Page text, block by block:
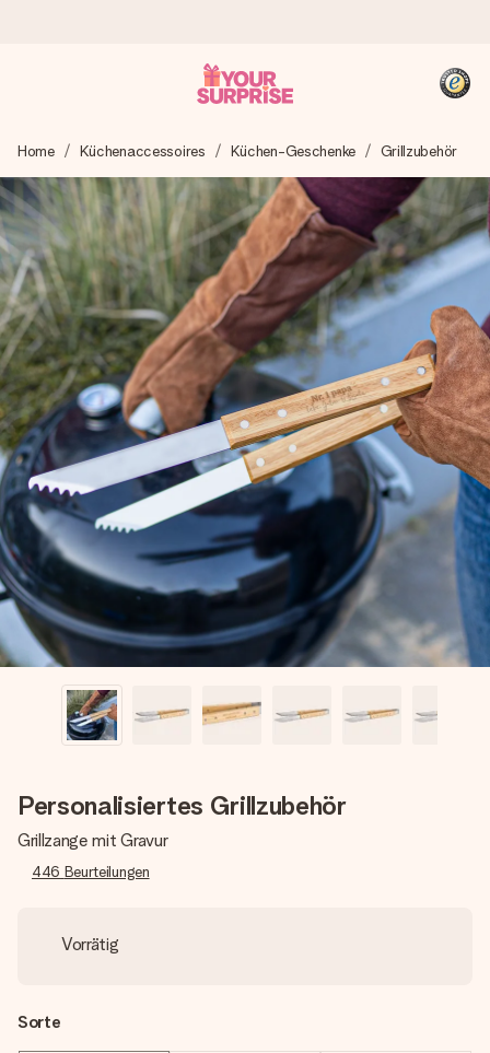
Wir bereiten dein Geschenk sorgfältig vor und schicken es
blitzschnell – damit du es genau zum richtigen Zeitpunkt
überreichen kannst, wenn es am meisten zählt.
4,8 (basierend auf +15.000 Bewertungen)
Unsere Geschenke begeistern. Kunden bewerten uns mit
4,8 bei Google Reviews (Gesamtergebnis aller Länder, in
die wir versenden).
+49 39292 929695
Montag - Freitag : 8:30 - 17:00 Uhr
Samstag - Sonntag : 8:30 - 13:00 Uhr
Home Küchenaccessoires Küchen-Geschenke Grillzubehör
Personalisiertes Grillzubehör
Grillzange mit Gravur
446 Beurteilungen
Vorrätig
Sorte